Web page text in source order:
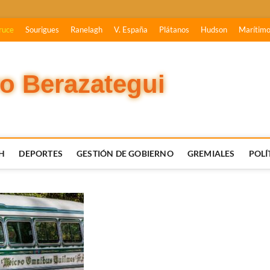
Sourigues Ranelagh V. España Plátanos Hudson Marítimo
Berazategui
DEPORTES GESTIÓN DE GOBIERNO GREMIALES